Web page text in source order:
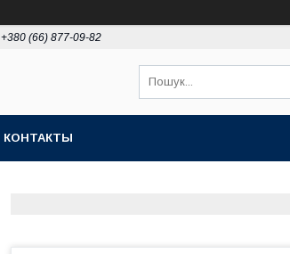
+380 (66) 877-09-82
КОНТАКТЫ